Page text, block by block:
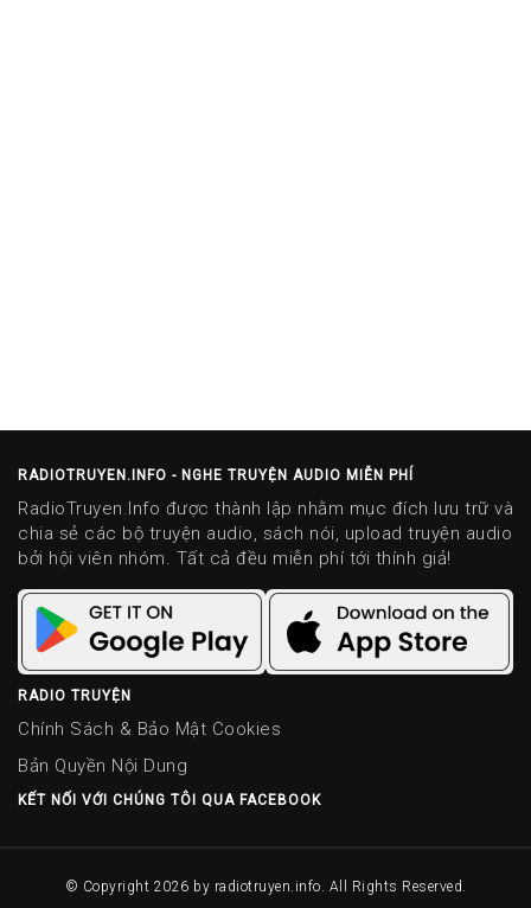
RADIOTRUYEN.INFO - NGHE TRUYỆN AUDIO MIỄN PHÍ
RadioTruyen.Info được thành lập nhằm mục đích lưu trữ và
chia sẻ các bộ truyện audio, sách nói, upload truyện audio
bởi hội viên nhóm. Tất cả đều miễn phí tới thính giả!
RADIO TRUYỆN
Chính Sách & Bảo Mật Cookies
Bản Quyền Nội Dung
KẾT NỐI VỚI CHÚNG TÔI QUA FACEBOOK
© Copyright 2026 by radiotruyen.info. All Rights Reserved.